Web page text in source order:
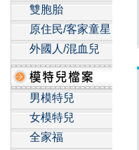
雙胞胎
原住民/客家童星
外國人/混血兒
男模特兒
女模特兒
全家福